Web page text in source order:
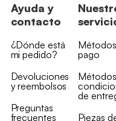
Ayuda y
contacto
¿Dónde está
mi pedido?
Devoluciones
y reembolsos
Preguntas
frecuentes
pago
de
Piezas